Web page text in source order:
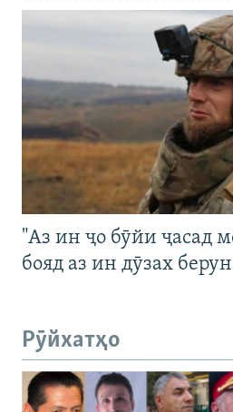
"Аз ин ҷо бӯйи ҷасад
бояд аз ин дӯзах
Рӯйхатҳо